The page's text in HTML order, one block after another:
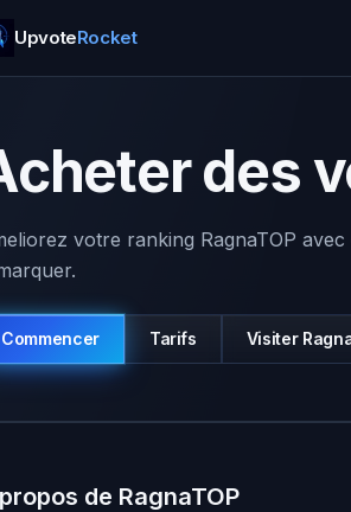
UpvoteRocket
des
votre ranking RagnaTOP
Commencer Tarifs Visiter
de RagnaTOP